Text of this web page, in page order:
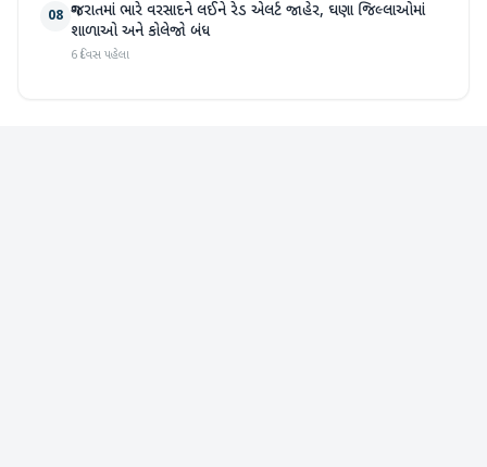
08 ગુજરાતમાં ભારે વરસાદને લઈને રેડ એલર્ટ જાહેર, ઘણા જિલ્લાઓમાં
શાળાઓ અને કોલેજો બંધ
6 દિવસ પહેલા